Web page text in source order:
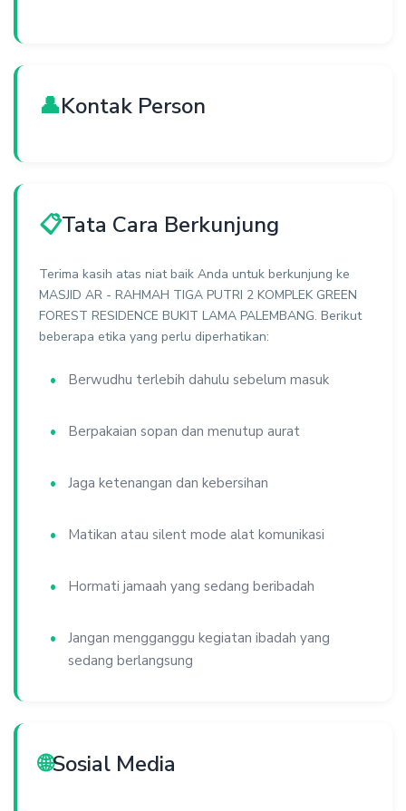
👤Kontak Person
📋Tata Cara Berkunjung
Terima kasih atas niat baik Anda untuk berkunjung ke
MASJID AR - RAHMAH TIGA PUTRI 2 KOMPLEK GREEN
FOREST RESIDENCE BUKIT LAMA PALEMBANG. Berikut
beberapa etika yang perlu diperhatikan:
Berwudhu terlebih dahulu sebelum masuk
Berpakaian sopan dan menutup aurat
Jaga ketenangan dan kebersihan
Matikan atau silent mode alat komunikasi
Hormati jamaah yang sedang beribadah
Jangan mengganggu kegiatan ibadah yang
sedang berlangsung
🌐Sosial Media